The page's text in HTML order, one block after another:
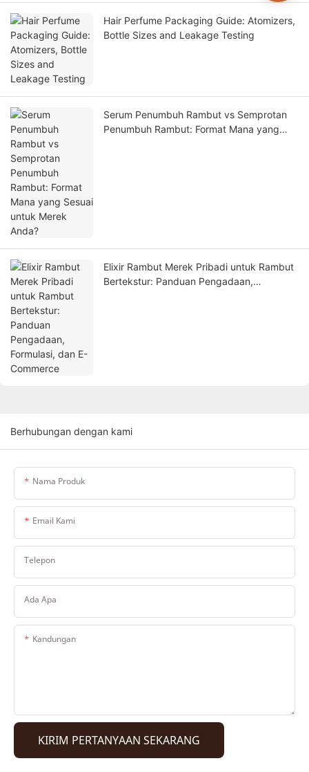
Hair Perfume Packaging Guide: Atomizers,
Bottle Sizes and Leakage Testing
Serum Penumbuh Rambut vs Semprotan
Penumbuh Rambut: Format Mana yang
Elixir Rambut Merek Pribadi untuk Rambut
Bertekstur: Panduan Pengadaan,
Berhubungan dengan kami
Nama Produk
Email Kami
Telepon
Ada Apa
Kandungan
KIRIM PERTANYAAN SEKARANG